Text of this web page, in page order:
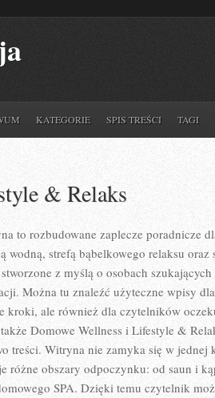
KATEGORIE SPIS TREŚCI TAGI
& Relaks
to rozbudowane zaplecze poradnicze
wodną, strefą bąbelkowego relaksu
z myślą o osobach
Można tu znaleźć użyteczne wpisy
kroki, ale również dla czytelników
Domowe Wellness i Lifestyle &
treści. Witryna nie zamyka się w jednej
różne obszary odpoczynku: od saun i
SPA. Dzięki temu czytelnik